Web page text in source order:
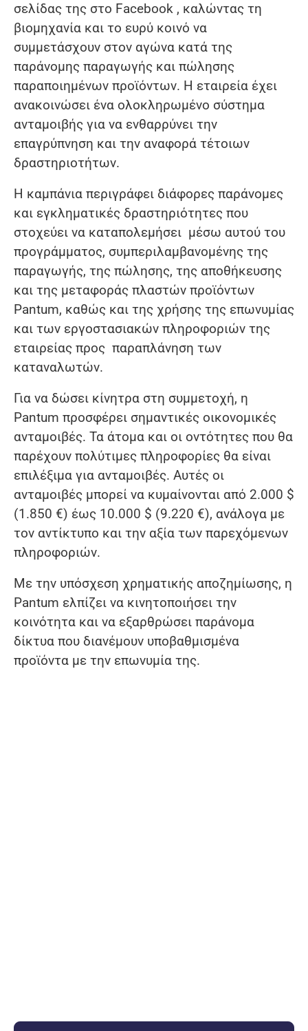
σελίδας της στο Facebook , καλώντας τη
βιομηχανία και το ευρύ κοινό να
συμμετάσχουν στον αγώνα κατά της
παράνομης παραγωγής και πώλησης
παραποιημένων προϊόντων. Η εταιρεία έχει
ανακοινώσει ένα ολοκληρωμένο σύστημα
ανταμοιβής για να ενθαρρύνει την
επαγρύπνηση και την αναφορά τέτοιων
δραστηριοτήτων.
Η καμπάνια περιγράφει διάφορες παράνομες
και εγκληματικές δραστηριότητες που
στοχεύει να καταπολεμήσει μέσω αυτού του
προγράμματος, συμπεριλαμβανομένης της
παραγωγής, της πώλησης, της αποθήκευσης
και της μεταφοράς πλαστών προϊόντων
Pantum, καθώς και της χρήσης της επωνυμίας
και των εργοστασιακών πληροφοριών της
εταιρείας προς παραπλάνηση των
καταναλωτών.
Για να δώσει κίνητρα στη συμμετοχή, η
Pantum προσφέρει σημαντικές οικονομικές
ανταμοιβές. Τα άτομα και οι οντότητες που θα
παρέχουν πολύτιμες πληροφορίες θα είναι
επιλέξιμα για ανταμοιβές. Αυτές οι
ανταμοιβές μπορεί να κυμαίνονται από 2.000 $
(1.850 €) έως 10.000 $ (9.220 €), ανάλογα με
τον αντίκτυπο και την αξία των παρεχόμενων
πληροφοριών.
Με την υπόσχεση χρηματικής αποζημίωσης, η
Pantum ελπίζει να κινητοποιήσει την
κοινότητα και να εξαρθρώσει παράνομα
δίκτυα που διανέμουν υποβαθμισμένα
προϊόντα με την επωνυμία της.